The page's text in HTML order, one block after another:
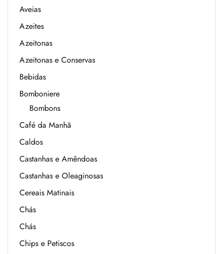
Aveias
Azeites
Azeitonas
Azeitonas e Conservas
Bebidas
Bomboniere
Bombons
Café da Manhã
Caldos
Castanhas e Amêndoas
Castanhas e Oleaginosas
Cereais Matinais
Chás
Chás
Chips e Petiscos